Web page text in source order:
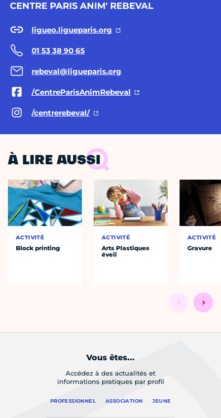
CENTRE PARIS ANIM' REBEVAL
ligueo.ligueparis.org
01 53 38 90 65
rebeval@ligueparis.org
/CentreParisAnimRebeval
/centrerebeval/
À LIRE AUSSI
ACTIVITÉ
Block printing
ACTIVITÉ
Arts Plastiques
éveil
ACTIVITÉ
Gravure
Vous êtes...
Accédez à des actualités et
informations pratiques par profil
PROFESSIONNEL ASSOCIATION JEUNE